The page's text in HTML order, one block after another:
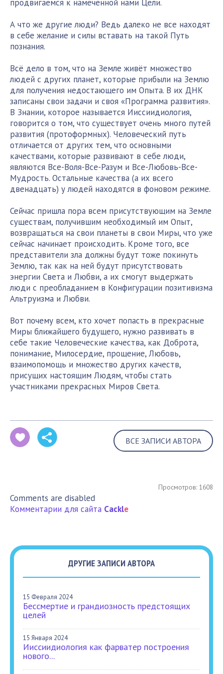
продвигаемся к намеченной нами Цели.
А что же другие люди? Ведь далеко не все находят
в себе желание и силы вставать на такой Путь
познания.
Всё дело в том, что на Земле живёт множество
людей с других планет, которые прибыли на Землю
для получения недостающего им Опыта. В их ДНК
записаны свои задачи и своя «Программа развития».
В Знании, которое называется Ииссиидиология,
говорится о том, что существует очень много путей
развития (протоформных). Человеческий путь
отличается от других тем, что основными
качествами, которые развивают в себе люди,
являются Все-Воля-Все-Разум и Все-Любовь-Все-
Мудрость. Остальные качества (а их всего
двенадцать) у людей находятся в фоновом режиме.
Сейчас пришла пора всем присутствующим на Земле
существам, получившим необходимый им Опыт,
возвращаться на свои планеты в свои Миры, что уже
сейчас начинает происходить. Кроме того, все
представители зла должны будут тоже покинуть
Землю, так как на ней будут присутствовать
энергии Света и Любви, а их смогут выдержать
люди с преобладанием в Конфигурации позитивизма
Альтруизма и Любви.
Вот почему всем, кто хочет попасть в прекрасные
Миры ближайшего будущего, нужно развивать в
себе такие Человеческие качества, как Доброта,
понимание, Милосердие, прощение, Любовь,
взаимопомощь и множество других качеств,
присущих настоящим Людям, чтобы стать
участниками прекрасных Миров Света.
ВСЕ ЗАПИСИ АВТОРА
Просмотров: 1608
Comments are disabled
Комментарии для сайта Cackle
ДРУГИЕ ЗАПИСИ АВТОРА
15 Февраля 2024
Бессмертие и грандиозность предстоящих
целей
15 Января 2024
Ииссиидиология как фарватер построения
нового...